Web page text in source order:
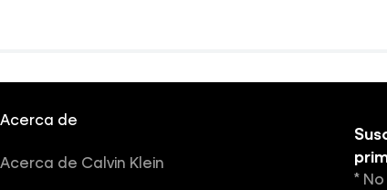
Acerca de
Acerca de Calvin Klein
*